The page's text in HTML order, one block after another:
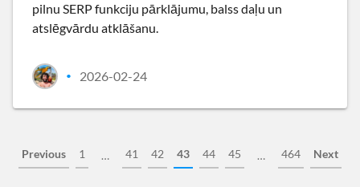
pilnu SERP funkciju pārklājumu, balss daļu un
atslēgvārdu atklāšanu.
• 2026-02-24
Previous 1 … 41 42 43 44 45 … 464 Next